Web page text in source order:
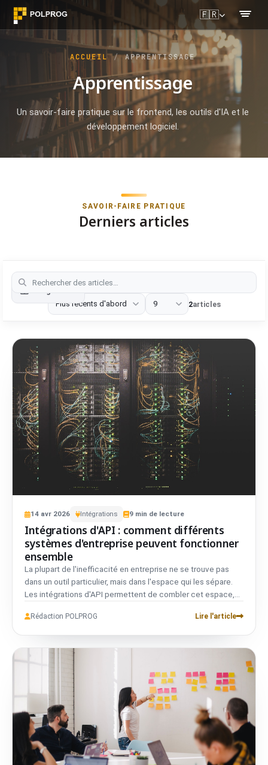
🇫🇷
Apprentissage
Un savoir-faire pratique sur le frontend, les outils d'IA et le
développement logiciel.
ACCUEIL APPRENTISSAGE
SAVOIR-FAIRE PRATIQUE
Derniers articles
2articles
14 avr 2026 Intégrations 9 min de lecture
Intégrations d'API : comment différents
systèmes d'entreprise peuvent fonctionner
ensemble
La plupart de l'inefficacité en entreprise ne se trouve pas
dans un outil particulier, mais dans l'espace qui les sépare.
Les intégrations d'API permettent de combler cet espace,
Rédaction POLPROG Lire l'article